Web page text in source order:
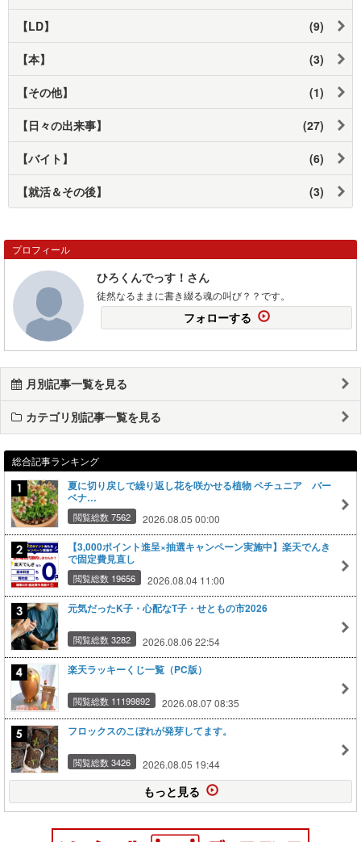
【LD】 (9)
【本】 (3)
【その他】 (1)
【日々の出来事】 (27)
【バイト】 (6)
【就活＆その後】 (3)
プロフィール
ひろくんでっす！さん
徒然なるままに書き綴る魂の叫び？？です。
フォローする
月別記事一覧を見る
カテゴリ別記事一覧を見る
総合記事ランキング
夏に切り戻しで繰り返し花を咲かせる植物 ペチュニア バー
ベナ…
閲覧総数 7562 2026.08.05 00:00
【3,000ポイント進呈×抽選キャンペーン実施中】楽天でんき
で固定費見直し
閲覧総数 19656 2026.08.04 11:00
元気だったK子・心配なT子・せともの市2026
閲覧総数 3282 2026.08.06 22:54
楽天ラッキーくじ一覧（PC版）
閲覧総数 11199892 2026.08.07 08:35
フロックスのこぼれが発芽してます。
閲覧総数 3426 2026.08.05 19:44
もっと見る